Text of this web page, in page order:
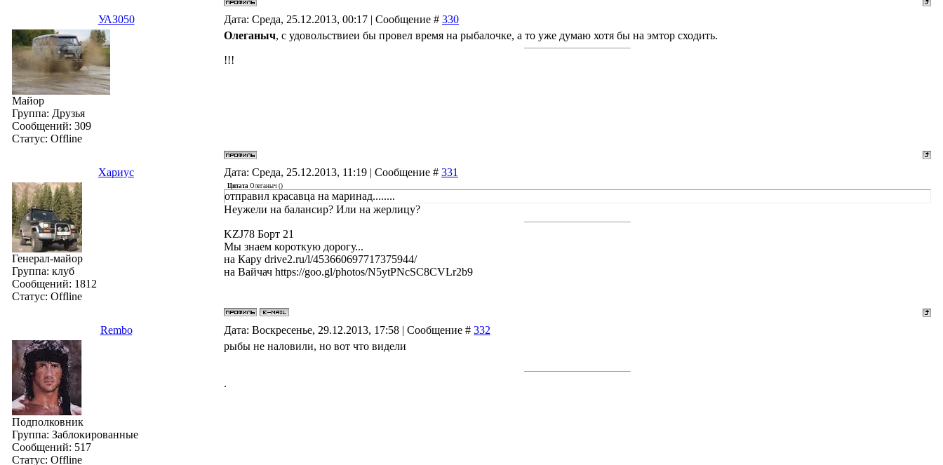
УАЗ050 Дата: Среда, 25.12.2013, 00:17 | Сообщение # 330
Майор
Группа: Друзья
Сообщений: 309
Статус: Offline
Олеганыч, с удовольствиеи бы провел время на рыбалочке, а то уже думаю хотя бы на эмтор сходить.
!!!
Хариус Дата: Среда, 25.12.2013, 11:19 | Сообщение # 331
Генерал-майор
Группа: клуб
Сообщений: 1812
Статус: Offline
Цитата Олеганыч ()
отправил красавца на маринад........
Неужели на балансир? Или на жерлицу?
KZJ78 Борт 21
Мы знаем короткую дорогу...
на Кару drive2.ru/l/453660697717375944/
на Вайчач https://goo.gl/photos/N5ytPNcSC8CVLr2b9
Rembo Дата: Воскресенье, 29.12.2013, 17:58 | Сообщение # 332
Подполковник
Группа: Заблокированные
Сообщений: 517
Статус: Offline
рыбы не наловили, но вот что видели
.